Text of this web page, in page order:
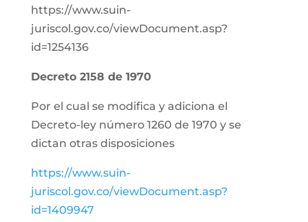
https://www.suin-
juriscol.gov.co/viewDocument.asp?
id=1254136
Decreto 2158 de 1970
Por el cual se modifica y adiciona el
Decreto-ley número 1260 de 1970 y se
dictan otras disposiciones
https://www.suin-
juriscol.gov.co/viewDocument.asp?
id=1409947